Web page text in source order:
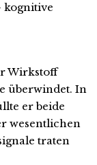
kognitive
Wirkstoff
überwindet. In
er beide
wesentlichen
traten